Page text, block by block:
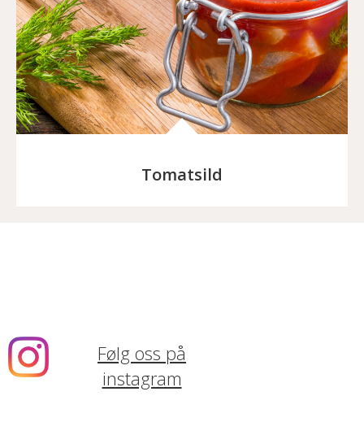
Tomatsild
Følg oss på
instagram